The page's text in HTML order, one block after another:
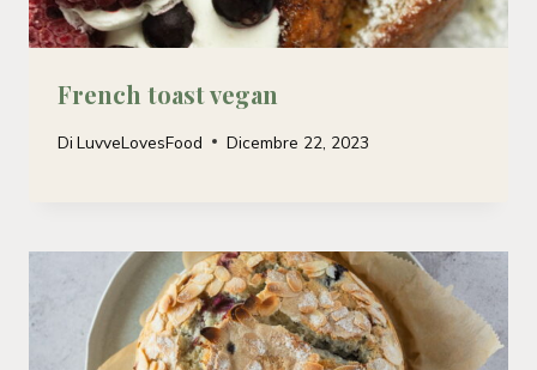
French toast vegan
Di LuvveLovesFood Dicembre 22, 2023